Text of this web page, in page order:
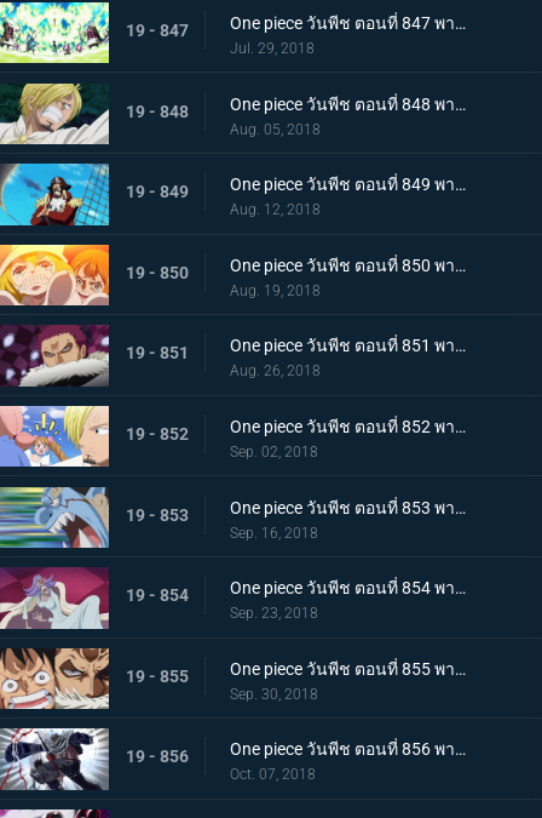
19 - 847 One piece วันพีช ตอนที่ 847 พากย์ไทย เจอกันอีกครั้งโดยบังเอิญ! ซันจิและพุดดิ้งชั่วร้ายที่กำลังตกหลุมรัก!
Jul. 29, 2018
19 - 848 One piece วันพีช ตอนที่ 848 พากย์ไทย ปกป้องซันนี่! การต่อสู้อย่างสุดกำลัง! ช็อปเปอร์และบรู๊ค!
Aug. 05, 2018
19 - 849 One piece วันพีช ตอนที่ 849 พากย์ไทย ก่อนจะย่ำรุ่ง! หัวหน้ากลุ่มผู้พิทักษ์ เปโดร
Aug. 12, 2018
19 - 850 One piece วันพีช ตอนที่ 850 พากย์ไทย ต้องกลับไปแน่นอน การออกเรือโดยมีชีวิตเป็นเดิมพันของลูฟี่!
Aug. 19, 2018
19 - 851 One piece วันพีช ตอนที่ 851 พากย์ไทย ชายผู้มีค่าหัวพันล้าน! 1 ใน 3 ขุนพลสุดแกร่ง คาตาคุริ
Aug. 26, 2018
19 - 852 One piece วันพีช ตอนที่ 852 พากย์ไทย เปิดฉากศึกอันดุเดือด ลูฟี่ ปะทะ คาตาคุริ
Sep. 02, 2018
19 - 853 One piece วันพีช ตอนที่ 853 พากย์ไทย กรีนรูม! นายท้ายเรือไร้พ่าย จินเบ!
Sep. 16, 2018
19 - 854 One piece วันพีช ตอนที่ 854 พากย์ไทย การคุกคามของตัวตุ่น ความนิ่ง และการต่อสู้ของลูฟี่
Sep. 23, 2018
19 - 855 One piece วันพีช ตอนที่ 855 พากย์ไทย ศึกตัดสินที่เดิมพันด้วยชีวิต คาตาคุริเริ่มเกรี้ยวกราด!
Sep. 30, 2018
19 - 856 One piece วันพีช ตอนที่ 856 พากย์ไทย ความลับต้องห้าม! เมริเอนด้าของคาตาคุริ!
Oct. 07, 2018